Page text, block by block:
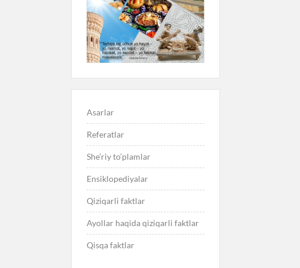
Asarlar
Referatlar
She’riy to’plamlar
Ensiklopediyalar
Qiziqarli faktlar
Ayollar haqida qiziqarli faktlar
Qisqa faktlar